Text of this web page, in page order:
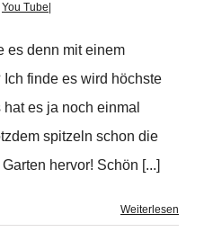
You Tube
es denn mit einem
finde es wird höchste
es ja noch einmal
spitzeln schon die
hervor! Schön [...]
Weiterlesen